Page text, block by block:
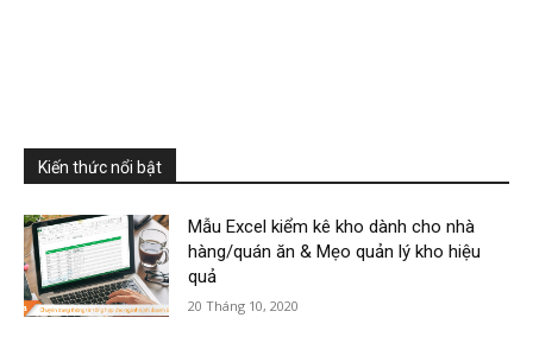
Kiến thức nổi bật
Mẫu Excel kiểm kê kho dành cho nhà
hàng/quán ăn & Mẹo quản lý kho hiệu
quả
20 Tháng 10, 2020